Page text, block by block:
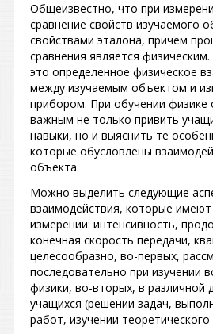
Общеизвестно, что при
сравнение свойств изучаемого
свойствами эталона, причем
сравнения является
это определенное физическое
между изучаемым объектом и
прибором. При обучении физике
важным не только привить
навыки, но и выяснить те
которые обусловлены
объекта.
Можно выделить следующие
взаимодействия, которые имеют
измерении: интенсивность,
конечная скорость передачи,
целесообразно, во-первых,
последовательно при изучении
физики, во-вторых, в различной
учащихся (решении задач,
работ, изучении